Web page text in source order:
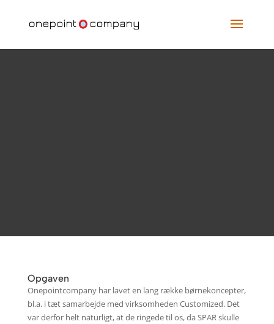
Opgaven
Onepointcompany har lavet en lang række børnekoncepter,
bl.a. i tæt samarbejde med virksomheden Customized. Det
var derfor helt naturligt, at de ringede til os, da SPAR skulle